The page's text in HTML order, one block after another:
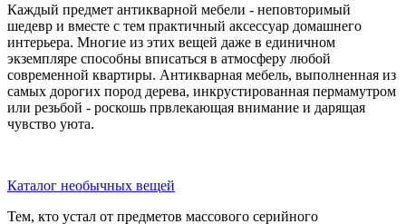
Каждый предмет антикварной мебели - неповторимый
шедевр и вместе с тем практичный аксессуар домашнего
интерьера. Многие из этих вещей даже в единичном
экземпляре способны вписаться в атмосферу любой
современной квартиры. Антикварная мебель, выполненная из
самых дорогих пород дерева, инкрустированная пермамутром
или резьбой - роскошь првлекающая внимание и дарящая
чувство уюта.
Каталог необычных вещей
Тем, кто устал от предметов массового серийного